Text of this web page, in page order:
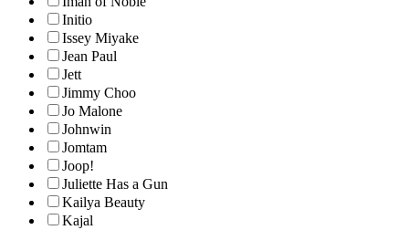
Initio
Issey Miyake
Jean Paul
Jett
Jimmy Choo
Jo Malone
Johnwin
Jomtam
Joop!
Juliette Has a Gun
Kailya Beauty
Kajal